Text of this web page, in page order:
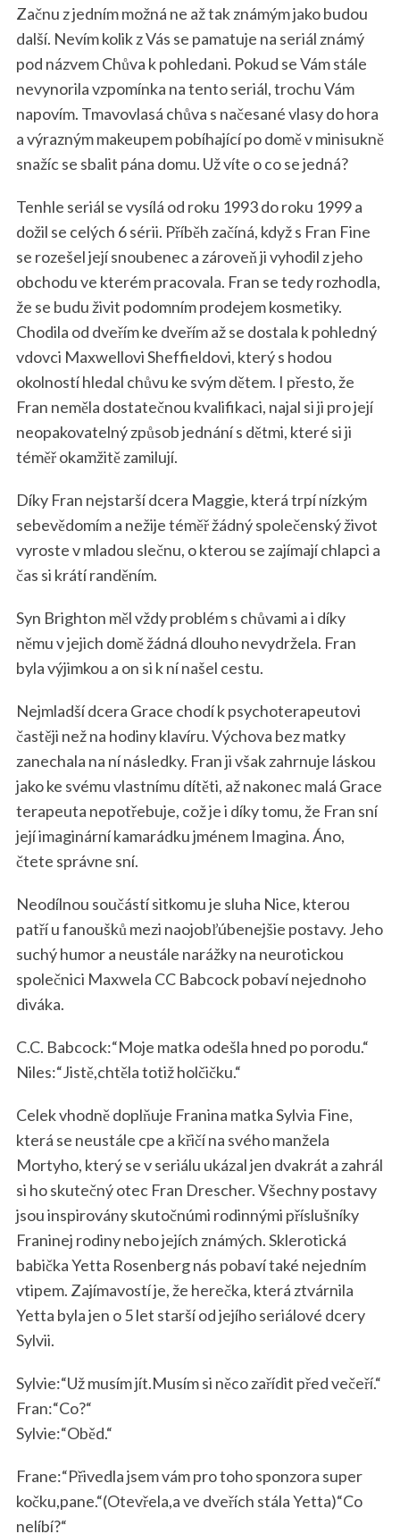
Začnu z jedním možná ne až tak známým jako budou
další. Nevím kolik z Vás se pamatuje na seriál známý
pod názvem Chůva k pohledani. Pokud se Vám stále
nevynorila vzpomínka na tento seriál, trochu Vám
napovím. Tmavovlasá chůva s načesané vlasy do hora
a výrazným makeupem pobíhající po domě v minisukně
snažíc se sbalit pána domu. Už víte o co se jedná?
Tenhle seriál se vysílá od roku 1993 do roku 1999 a
dožil se celých 6 sérii. Příběh začíná, když s Fran Fine
se rozešel její snoubenec a zároveň ji vyhodil z jeho
obchodu ve kterém pracovala. Fran se tedy rozhodla,
že se budu živit podomním prodejem kosmetiky.
Chodila od dveřím ke dveřím až se dostala k pohledný
vdovci Maxwellovi Sheffieldovi, který s hodou
okolností hledal chůvu ke svým dětem. I přesto, že
Fran neměla dostatečnou kvalifikaci, najal si ji pro její
neopakovatelný způsob jednání s dětmi, které si ji
téměř okamžitě zamilují.
Díky Fran nejstarší dcera Maggie, která trpí nízkým
sebevědomím a nežije téměř žádný společenský život
vyroste v mladou slečnu, o kterou se zajímají chlapci a
čas si krátí randěním.
Syn Brighton měl vždy problém s chůvami a i díky
němu v jejich domě žádná dlouho nevydržela. Fran
byla výjimkou a on si k ní našel cestu.
Nejmladší dcera Grace chodí k psychoterapeutovi
častěji než na hodiny klavíru. Výchova bez matky
zanechala na ní následky. Fran ji však zahrnuje láskou
jako ke svému vlastnímu dítěti, až nakonec malá Grace
terapeuta nepotřebuje, což je i díky tomu, že Fran sní
její imaginární kamarádku jménem Imagina. Áno,
čtete správne sní.
Neodílnou součástí sitkomu je sluha Nice, kterou
patří u fanoušků mezi naojobľúbenejšie postavy. Jeho
suchý humor a neustále narážky na neurotickou
společnici Maxwela CC Babcock pobaví nejednoho
diváka.
C.C. Babcock:“Moje matka odešla hned po porodu.“
Niles:“Jistě,chtěla totiž holčičku.“
Celek vhodně doplňuje Franina matka Sylvia Fine,
která se neustále cpe a křičí na svého manžela
Mortyho, který se v seriálu ukázal jen dvakrát a zahrál
si ho skutečný otec Fran Drescher.Všechnypostavy
jsou inspiroványskutočnúmi rodinnými příslušníky
Franinej rodinynebo jejích známých.Sklerotická
babička Yetta Rosenberg nás pobaví také nejedním
vtipem. Zajímavostí je, že herečka, která ztvárnila
Yetta byla jen o 5 let starší od jejího seriálové dcery
Sylvii.
Sylvie:“Už musím jít.Musím si něco zařídit před večeří.“
Fran:“Co?“
Sylvie:“Oběd.“
Frane:“Přivedla jsem vám pro toho sponzora super
kočku,pane.“(Otevřela,a ve dveřích stála Yetta)“Co
nelíbí?“